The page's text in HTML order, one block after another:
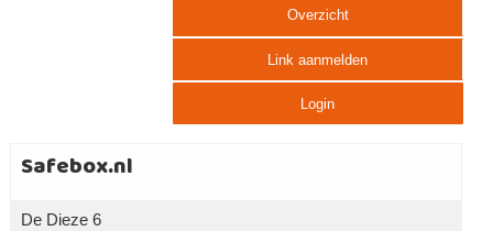
Overzicht
Link aanmelden
Login
Safebox.nl
De Dieze 6